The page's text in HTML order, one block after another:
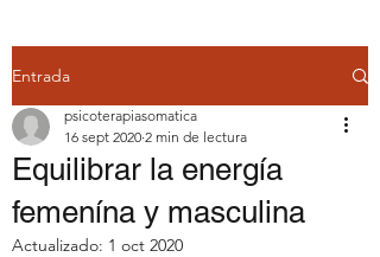
Entrada
Equilibrar la energía
femenína y masculina
psicoterapiasomatica
16 sept 2020 2 min de lectura
Actualizado: 1 oct 2020